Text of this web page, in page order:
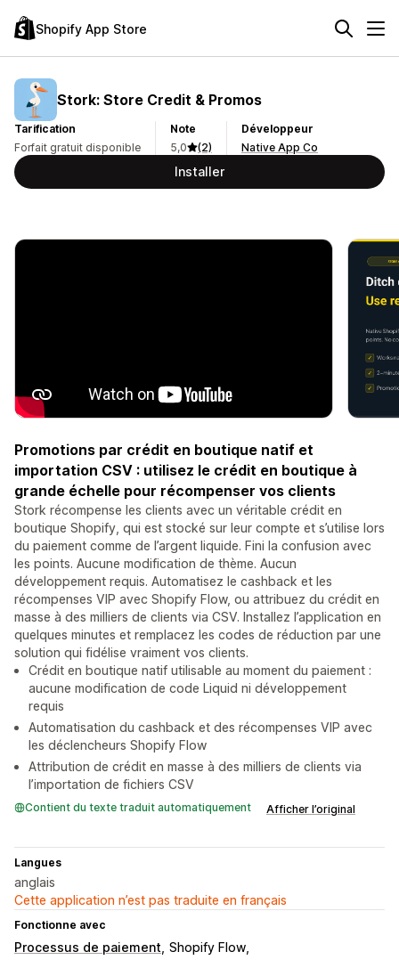
Shopify App Store
Stork: Store Credit & Promos
Tarification
Forfait gratuit disponible
Note
5,0
(2)
Développeur
Native App Co
Installer
Promotions par crédit en boutique natif et
importation CSV : utilisez le crédit en boutique à
grande échelle pour récompenser vos clients
Stork récompense les clients avec un véritable crédit en
boutique Shopify, qui est stocké sur leur compte et s’utilise lors
du paiement comme de l’argent liquide. Fini la confusion avec
les points. Aucune modification de thème. Aucun
développement requis. Automatisez le cashback et les
récompenses VIP avec Shopify Flow, ou attribuez du crédit en
masse à des milliers de clients via CSV. Installez l’application en
quelques minutes et remplacez les codes de réduction par une
solution qui fidélise vraiment vos clients.
Crédit en boutique natif utilisable au moment du paiement :
aucune modification de code Liquid ni développement
requis
Automatisation du cashback et des récompenses VIP avec
les déclencheurs Shopify Flow
Attribution de crédit en masse à des milliers de clients via
l’importation de fichiers CSV
Contient du texte traduit automatiquement Afficher l’original
Langues
anglais
Cette application n’est pas traduite en français
Fonctionne avec
Processus de paiement Shopify Flow